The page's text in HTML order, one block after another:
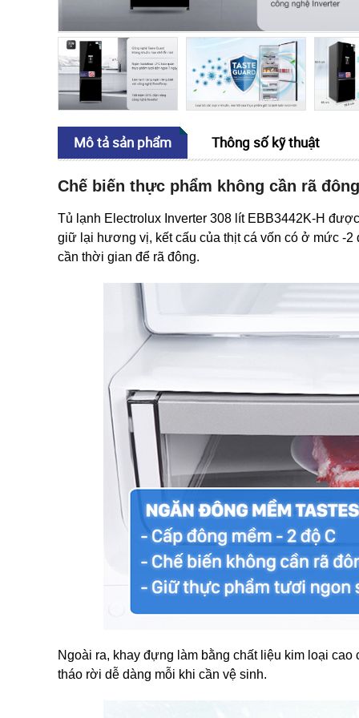
Mô tả sản phẩm Thông số kỹ thuật
Chế biến thực phẩm không cần rã
Tủ lạnh Electrolux Inverter 308 lít EBB3442K-H
giữ lại hương vị, kết cấu của thịt cá vốn có ở mức -2
cần thời gian để rã đông.
Ngoài ra, khay đựng làm bằng chất liệu kim loại
tháo rời dễ dàng mỗi khi cần vệ sinh.